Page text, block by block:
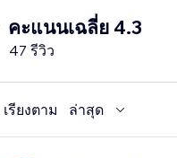
suppliers from Canada
products to locally
and fast fulfillment.
Prices
คะแนนเฉลี่ย 4.3
47 รีวิว
เรียงตาม ล่าสุด